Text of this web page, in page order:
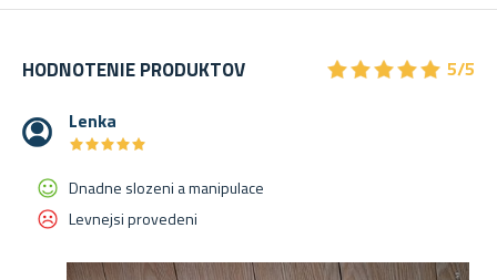
HODNOTENIE PRODUKTOV ★★★★★
★★★★★ 5/5
Lenka
★★★★★
★★★★★
Dnadne slozeni a manipulace
Levnejsi provedeni